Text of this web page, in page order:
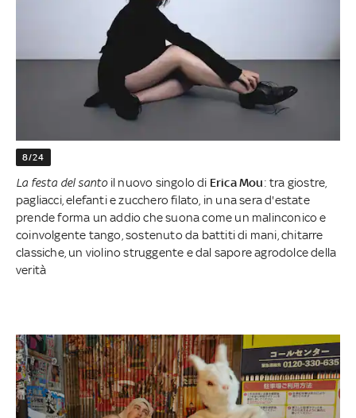
8/24
La festa del santoil nuovo singolo di Erica Mou: tra giostre,
pagliacci, elefanti e zucchero filato, in una sera d'estate
prende forma un addio che suona come un malinconico e
coinvolgente tango, sostenuto da battiti di mani, chitarre
classiche, un violino struggente e dal sapore agrodolce della
verità